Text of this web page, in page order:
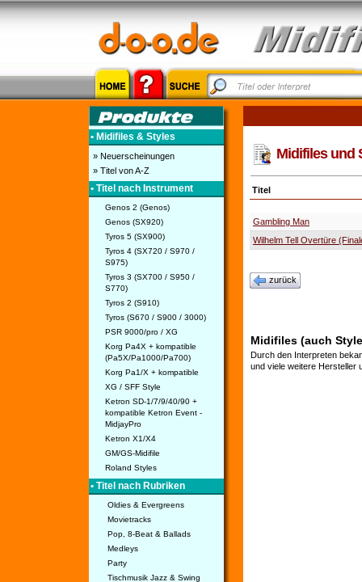
• Midifiles & Styles
» Neuerscheinungen
» Titel von A-Z
• Titel nach Instrument
Genos 2 (Genos)
Genos (SX920)
Tyros 5 (SX900)
Tyros 4 (SX720 / S970 /
S975)
Tyros 3 (SX700 / S950 /
S770)
Tyros 2 (S910)
Tyros (S670 / S900 / 3000)
PSR 9000/pro / XG
Korg Pa4X + kompatible
(Pa5X/Pa1000/Pa700)
Korg Pa1/X + kompatible
XG / SFF Style
Ketron SD-1/7/9/40/90 +
kompatible Ketron Event -
MidjayPro
Ketron X1/X4
GM/GS-Midifile
Roland Styles
• Titel nach Rubriken
Oldies & Evergreens
Movietracks
Pop, 8-Beat & Ballads
Medleys
Party
Tischmusik Jazz & Swing
Midifiles und
Titel
Gambling Man
Wilhelm Tell Overtüre
zurück
Midifiles (auch
Durch den Interpreten
und viele weitere Hersteller